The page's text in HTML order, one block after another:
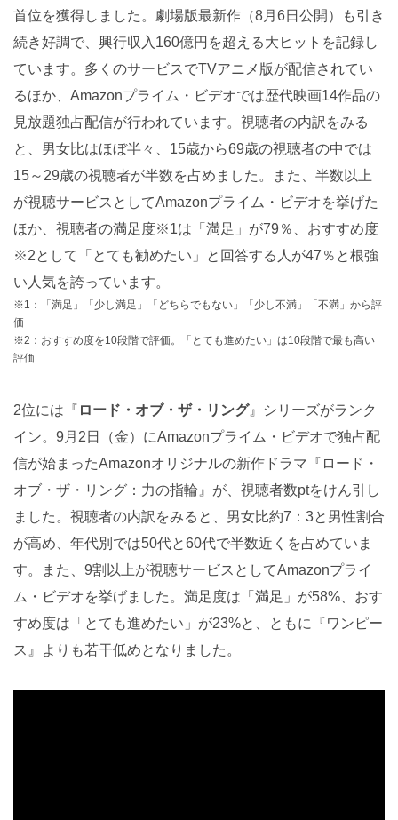
首位を獲得しました。劇場版最新作（8月6日公開）も引き
続き好調で、興行収入160億円を超える大ヒットを記録し
ています。多くのサービスでTVアニメ版が配信されてい
るほか、Amazonプライム・ビデオでは歴代映画14作品の
見放題独占配信が行われています。視聴者の内訳をみる
と、男女比はほぼ半々、15歳から69歳の視聴者の中では
15～29歳の視聴者が半数を占めました。また、半数以上
が視聴サービスとしてAmazonプライム・ビデオを挙げた
ほか、視聴者の満足度※1は「満足」が79％、おすすめ度
※2として「とても勧めたい」と回答する人が47％と根強
い人気を誇っています。
※1：「満足」「少し満足」「どちらでもない」「少し不満」「不満」から評
価
※2：おすすめ度を10段階で評価。「とても進めたい」は10段階で最も高い
評価
2位には『 ロード・オブ・ザ・リング』シリーズがランク
イン。9月2日（金）にAmazonプライム・ビデオで独占配
信が始まったAmazonオリジナルの新作ドラマ『ロード・
オブ・ザ・リング：力の指輪』が、視聴者数ptをけん引し
ました。視聴者の内訳をみると、男女比約7：3と男性割合
が高め、年代別では50代と60代で半数近くを占めていま
す。また、9割以上が視聴サービスとしてAmazonプライ
ム・ビデオを挙げました。満足度は「満足」が58%、おす
すめ度は「とても進めたい」が23%と、ともに『ワンピー
ス』よりも若干低めとなりました。